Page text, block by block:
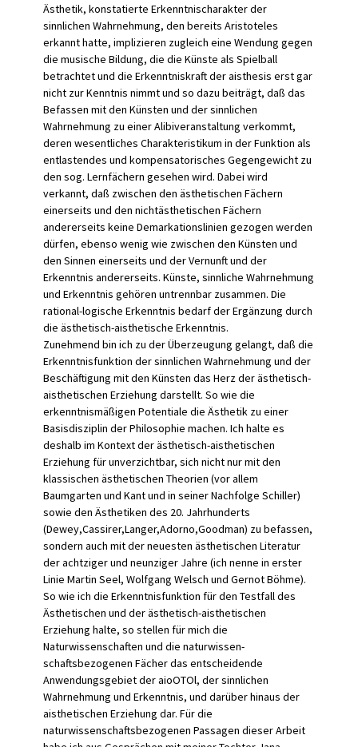
Ästhetik, konstatierte Erkenntnischarakter der
sinnlichen Wahrnehmung, den bereits Aristoteles
erkannt hatte, implizieren zugleich eine Wendung gegen
die musische Bildung, die die Künste als Spielball
betrachtet und die Erkenntniskraft der aisthesis erst gar
nicht zur Kenntnis nimmt und so dazu beiträgt, daß das
Befassen mit den Künsten und der sinnlichen
Wahrnehmung zu einer Alibiveranstaltung verkommt,
deren wesentliches Charakteristikum in der Funktion als
entlastendes und kompensatorisches Gegengewicht zu
den sog. Lernfächern gesehen wird. Dabei wird
verkannt, daß zwischen den ästhetischen Fächern
einerseits und den nichtästhetischen Fächern
andererseits keine Demarkationslinien gezogen werden
dürfen, ebenso wenig wie zwischen den Künsten und
den Sinnen einerseits und der Vernunft und der
Erkenntnis andererseits. Künste, sinnliche Wahrnehmung
und Erkenntnis gehören untrennbar zusammen. Die
rational-logische Erkenntnis bedarf der Ergänzung durch
die ästhetisch-aisthetische Erkenntnis.
Zunehmend bin ich zu der Überzeugung gelangt, daß die
Erkenntnisfunktion der sinnlichen Wahrnehmung und der
Beschäftigung mit den Künsten das Herz der ästhetisch-
aisthetischen Erziehung darstellt. So wie die
erkenntnismäßigen Potentiale die Ästhetik zu einer
Basisdisziplin der Philosophie machen. Ich halte es
deshalb im Kontext der ästhetisch-aisthetischen
Erziehung für unverzichtbar, sich nicht nur mit den
klassischen ästhetischen Theorien (vor allem
Baumgarten und Kant und in seiner Nachfolge Schiller)
sowie den Ästhetiken des 20. Jahrhunderts
(Dewey,Cassirer,Langer,Adorno,Goodman) zu befassen,
sondern auch mit der neuesten ästhetischen Literatur
der achtzi­ger und neunziger Jahre (ich nenne in erster
Linie Martin Seel, Wolfgang Welsch und Gernot Böhme).
So wie ich die Erkenntnisfunktion für den Testfall des
Ästheti­schen und der ästhetisch-aisthetischen
Erziehung halte, so stel­len für mich die
Naturwissenschaften und die naturwissen­
schaftsbezogenen Fächer das entscheidende
Anwendungsgebiet der aioOTOl, der sinnlichen
Wahrnehmung und Erkenntnis, und darüber hinaus der
aisthetischen Erziehung dar. Für die
naturwissenschaftsbezogenen Passagen dieser Arbeit